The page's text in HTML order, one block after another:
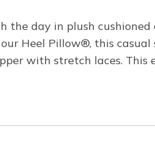
the day in plush
Heel Pillow®, this
with stretch laces.